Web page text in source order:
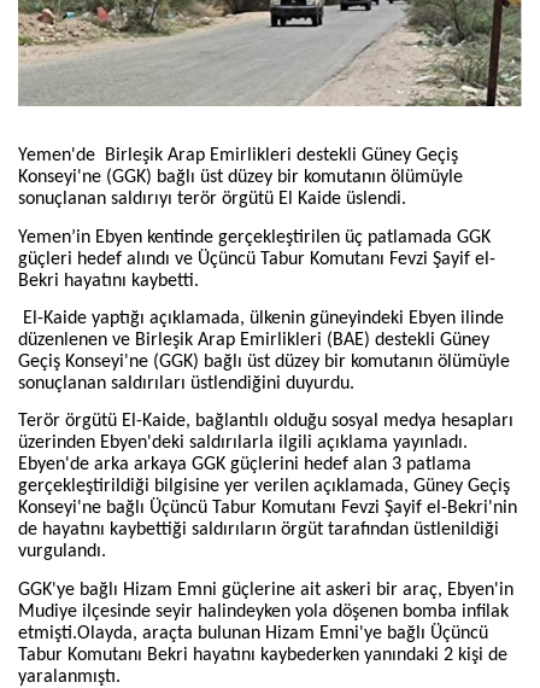
Yemen'de Birleşik Arap Emirlikleri destekli Güney Geçiş
Konseyi'ne (GGK) bağlı üst düzey bir komutanın ölümüyle
sonuçlanan saldırıyı terör örgütü El Kaide üslendi.
Yemen’in Ebyen kentinde gerçekleştirilen üç patlamada GGK
güçleri hedef alındı ve Üçüncü Tabur Komutanı Fevzi Şayif el-
Bekri hayatını kaybetti.
El-Kaide yaptığı açıklamada, ülkenin güneyindeki Ebyen ilinde
düzenlenen ve Birleşik Arap Emirlikleri (BAE) destekli Güney
Geçiş Konseyi'ne (GGK) bağlı üst düzey bir komutanın ölümüyle
sonuçlanan saldırıları üstlendiğini duyurdu.
Terör örgütü El-Kaide, bağlantılı olduğu sosyal medya hesapları
üzerinden Ebyen'deki saldırılarla ilgili açıklama yayınladı.
Ebyen'de arka arkaya GGK güçlerini hedef alan 3 patlama
gerçekleştirildiği bilgisine yer verilen açıklamada, Güney Geçiş
Konseyi'ne bağlı Üçüncü Tabur Komutanı Fevzi Şayif el-Bekri'nin
de hayatını kaybettiği saldırıların örgüt tarafından üstlenildiği
vurgulandı.
GGK'ye bağlı Hizam Emni güçlerine ait askeri bir araç, Ebyen'in
Mudiye ilçesinde seyir halindeyken yola döşenen bomba infilak
etmişti.Olayda, araçta bulunan Hizam Emni'ye bağlı Üçüncü
Tabur Komutanı Bekri hayatını kaybederken yanındaki 2 kişi de
yaralanmıştı.